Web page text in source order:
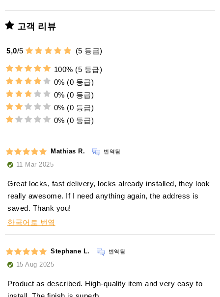
고객 리뷰
5,0/5 (5 등급)
100% (5 등급)
0% (0 등급)
0% (0 등급)
0% (0 등급)
0% (0 등급)
Mathias R. 번역됨
11 Mar 2025
Great locks, fast delivery, locks already installed, they look
really awesome. If I need anything again, the address is
saved. Thank you!
한국어로 번역
Stephane L. 번역됨
15 Aug 2025
Product as described. High-quality item and very easy to